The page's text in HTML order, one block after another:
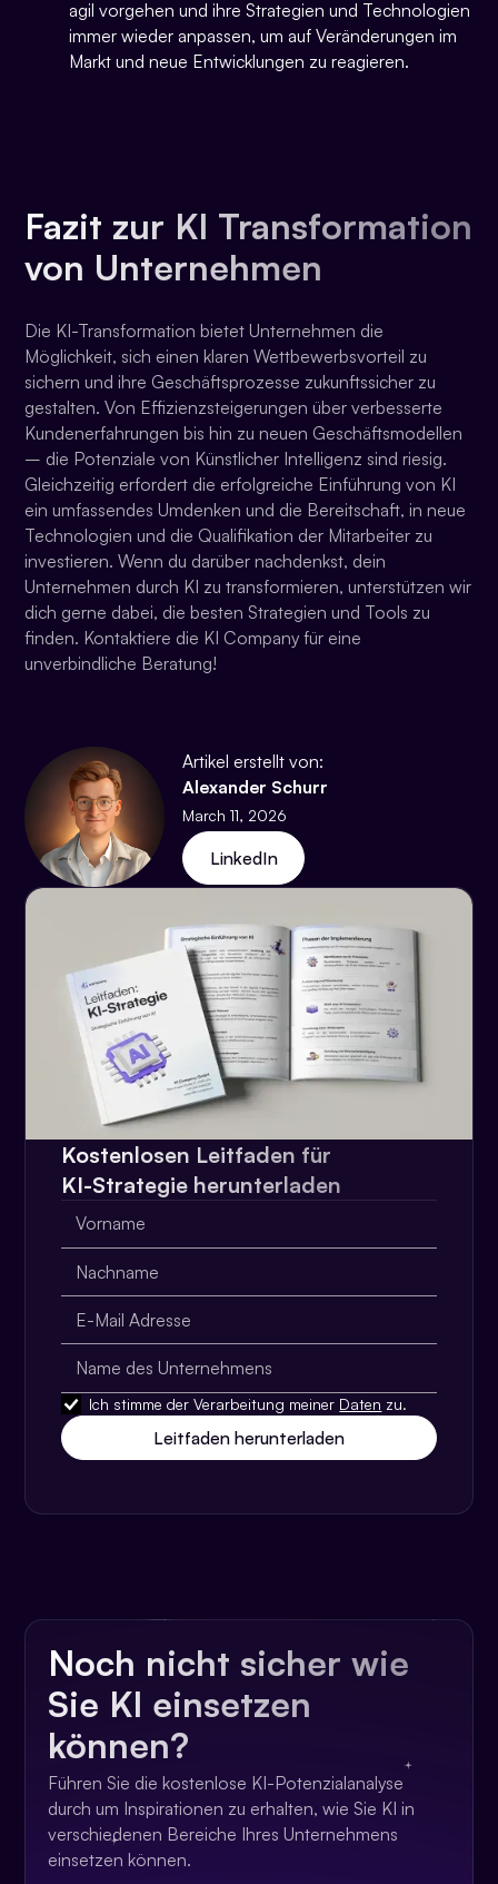
agil vorgehen und ihre Strategien und Technologien
immer wieder anpassen, um auf Veränderungen im
Markt und neue Entwicklungen zu reagieren.
Fazit zur KI Transformation
von Unternehmen
Die KI-Transformation bietet Unternehmen die
Möglichkeit, sich einen klaren Wettbewerbsvorteil zu
sichern und ihre Geschäftsprozesse zukunftssicher zu
gestalten. Von Effizienzsteigerungen über verbesserte
Kundenerfahrungen bis hin zu neuen Geschäftsmodellen
– die Potenziale von Künstlicher Intelligenz sind riesig.
Gleichzeitig erfordert die erfolgreiche Einführung von KI
ein umfassendes Umdenken und die Bereitschaft, in neue
Technologien und die Qualifikation der Mitarbeiter zu
investieren. Wenn du darüber nachdenkst, dein
Unternehmen durch KI zu transformieren, unterstützen wir
dich gerne dabei, die besten Strategien und Tools zu
finden. Kontaktiere die KI Company für eine
unverbindliche Beratung!
Artikel erstellt von:
Alexander Schurr
March 11, 2026
LinkedIn
Kostenlosen Leitfaden für
KI-Strategie herunterladen
Ich stimme der Verarbeitung meiner Daten zu.
Noch nicht sicher wie
Sie KI einsetzen
können?
Führen Sie die kostenlose KI-Potenzialanalyse
durch um Inspirationen zu erhalten, wie Sie KI in
verschiedenen Bereiche Ihres Unternehmens
einsetzen können.